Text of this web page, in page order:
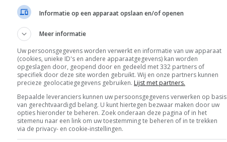
BELEID
Privacy
Informatie op een apparaat opslaan en/of openen
Meer informatie
Uw persoonsgegevens worden verwerkt en informatie van uw apparaat
(cookies, unieke ID's en andere apparaatgegevens) kan worden
opgeslagen door, geopend door en gedeeld met 332 partners of
specifiek door deze site worden gebruikt. Wij en onze partners kunnen
precieze geolocatiegegevens gebruiken. Lijst met partners.
Bepaalde leveranciers kunnen uw persoonsgegevens verwerken op basis
van gerechtvaardigd belang. U kunt hiertegen bezwaar maken door uw
opties hieronder te beheren. Zoek onderaan deze pagina of in het
sitemenu naar een link om uw toestemming te beheren of in te trekken
via de privacy- en cookie-instellingen.